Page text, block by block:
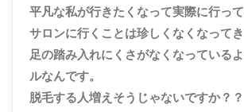
平凡な私が行きたくなって実際に行っ
サロンに行くことは珍しくなくなってき
足の踏み入れにくさがなくなっている
ルなんです。
脱毛する人増えそうじゃないですか？？